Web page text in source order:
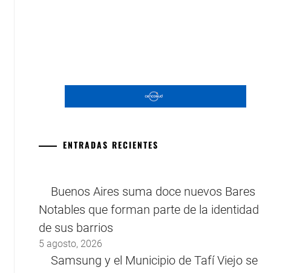
ENTRADAS RECIENTES
Buenos Aires suma doce nuevos Bares
Notables que forman parte de la identidad
de sus barrios
5 agosto, 2026
Samsung y el Municipio de Tafí Viejo se